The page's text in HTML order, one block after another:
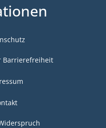
Barrierefreiheit